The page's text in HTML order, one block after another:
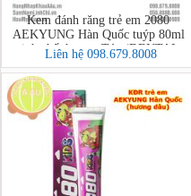
Kem đánh răng trẻ em 2080
AEKYUNG Hàn Quốc tuýp 80ml
tinh chất hương Táo (DENTAL
CLINIC 2080 Kids Toothpaste
(Apple))
Liên hệ 098.679.8008